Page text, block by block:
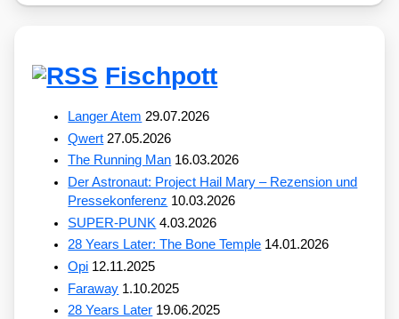
Fischpott
Langer Atem 29.07.2026
Qwert 27.05.2026
The Running Man 16.03.2026
Der Astronaut: Project Hail Mary – Rezension und
Pressekonferenz 10.03.2026
SUPER-PUNK 4.03.2026
28 Years Later: The Bone Temple 14.01.2026
Opi 12.11.2025
Faraway 1.10.2025
28 Years Later 19.06.2025